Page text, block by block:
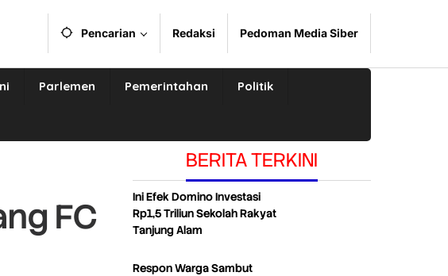
Pencarian Redaksi Pedoman Media Siber
Parlemen Pemerintahan Politik
FC
BERITA TERKINI
Ini Efek Domino Investasi
Rp1,5 Triliun Sekolah Rakyat
Tanjung Alam
Respon Warga Sambut